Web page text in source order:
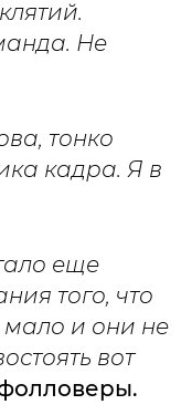
Не
тонко
кадра. Я в
еще
того, что
и они не
вот